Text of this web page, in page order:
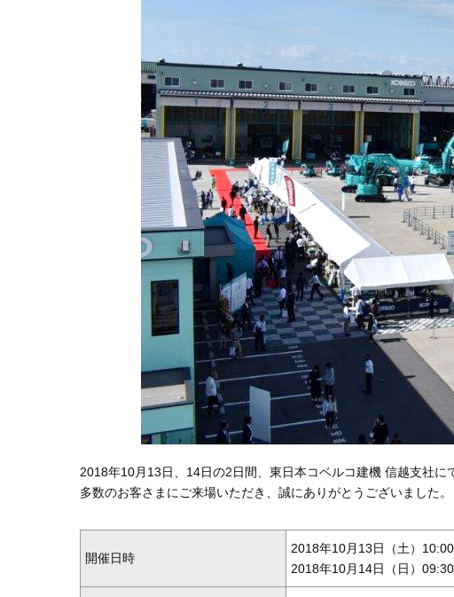
2018年10月13日、14日の2日間、東日本コベルコ建機 信越支社に
多数のお客さまにご来場いただき、誠にありがとうございました。
開催日時
2018年10月13日（土）
2018年10月14日（日）